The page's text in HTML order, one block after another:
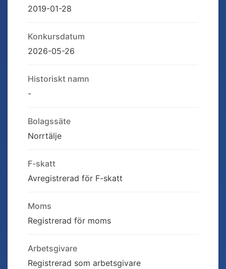
2019-01-28
Konkursdatum
2026-05-26
Historiskt namn
-
Bolagssäte
Norrtälje
F-skatt
Avregistrerad för F-skatt
Moms
Registrerad för moms
Arbetsgivare
Registrerad som arbetsgivare